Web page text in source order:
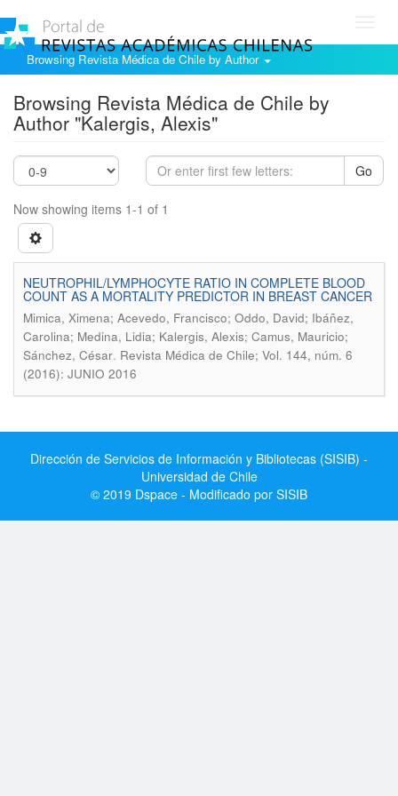
Browsing Revista Médica de Chile by Author
Browsing Revista Médica de Chile by
Author "Kalergis, Alexis"
Go
Now showing items 1-1 of 1
NEUTROPHIL/LYMPHOCYTE RATIO IN COMPLETE BLOOD
COUNT AS A MORTALITY PREDICTOR IN BREAST CANCER
Mimica, Ximena; Acevedo, Francisco; Oddo, David; Ibáñez,
Carolina; Medina, Lidia; Kalergis, Alexis; Camus, Mauricio;
Sánchez, César. Revista Médica de Chile; Vol. 144, núm. 6
(2016): JUNIO 2016
Dirección de Servicios de Información y Bibliotecas (SISIB) -
Universidad de Chile
© 2019 Dspace - Modificado por SISIB